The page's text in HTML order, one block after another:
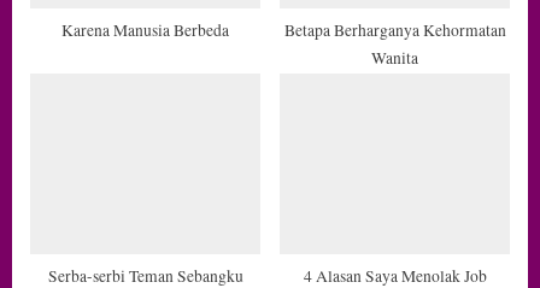
Karena Manusia Berbeda
Betapa Berharganya Kehormatan
Wanita
Serba-serbi Teman Sebangku
4 Alasan Saya Menolak Job